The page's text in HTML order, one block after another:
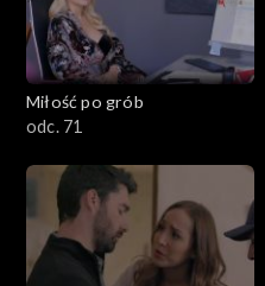
Miłość po grób
odc. 71